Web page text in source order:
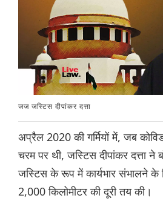
जज जस्टिस दीपांकर दत्ता
अप्रैल 2020 की गर्मियों में, जब
चरम पर थी, जस्टिस दीपांकर दत्ता ने
जस्टिस के रूप में कार्यभार संभालने
2,000 किलोमीटर की दूरी तय की।